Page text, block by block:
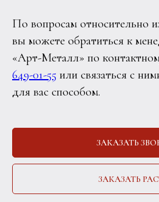
По вопросам относительно
вы можете обратиться к
«Арт-Металл» по
649-01-55 или связаться с
для вас способом.
ЗАКАЗАТЬ
ЗАКАЗАТЬ